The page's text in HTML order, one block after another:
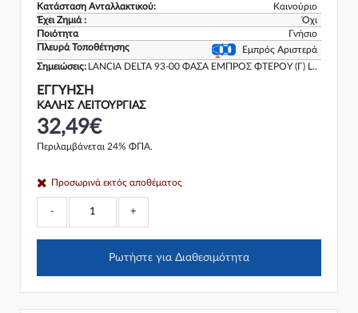
Κατάσταση Ανταλλακτικού:
Καινούριο
Έχει Ζημιά :
Όχι
Ποιότητα
Γνήσιο
Πλευρά Τοποθέτησης
Εμπρός Αριστερά
Σημειώσεις: LANCIA DELTA 93-00 ΦΑΣΑ ΕΜΠΡΟΣ ΦΤΕΡΟΥ (Γ) L..
ΕΓΓΎΗΣΗ
ΚΑΛΗΣ ΛΕΙΤΟΥΡΓΙΑΣ
32,49€
Περιλαμβάνεται 24% ΦΠΑ.
Προσωρινά εκτός αποθέματος
- +
Ρωτήστε για Διαθεσιμότητα